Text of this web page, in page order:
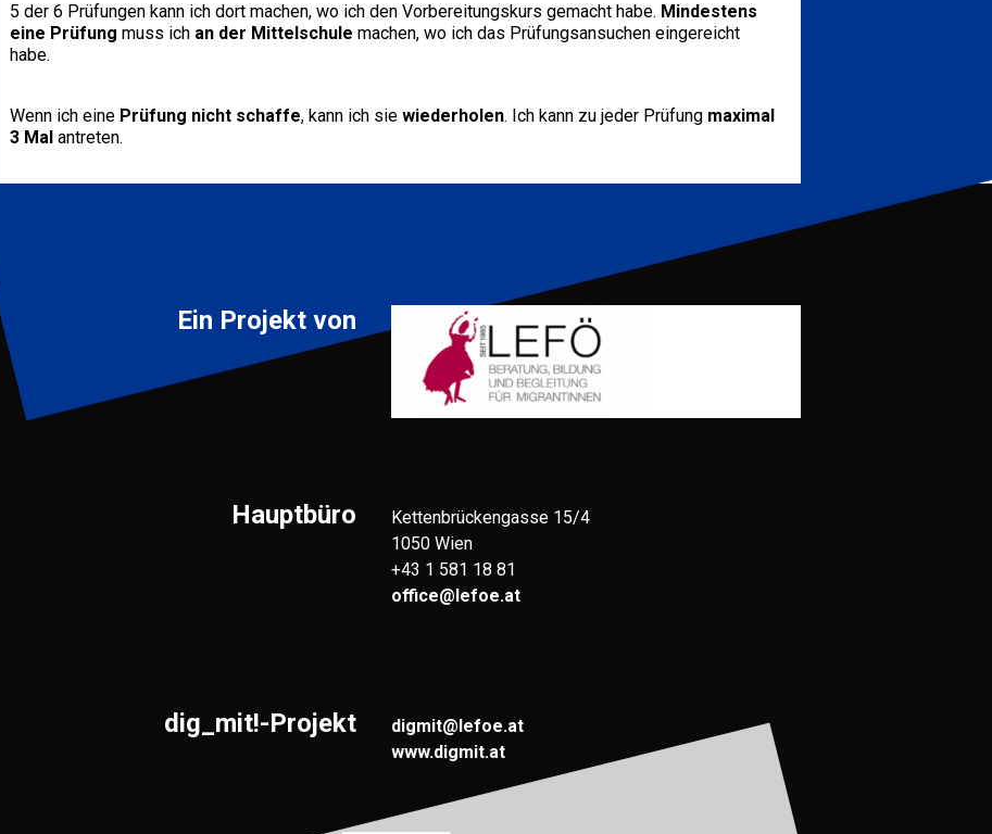
5 der 6 Prüfungen kann ich dort machen, wo ich den Vorbereitungskurs gemacht habe. Mindestens
eine Prüfung muss ich an der Mittelschule machen, wo ich das Prüfungsansuchen eingereicht
habe.
Wenn ich eine Prüfung nicht schaffe, kann ich sie wiederholen. Ich kann zu jeder Prüfung maximal
3 Mal antreten.
Ein Projekt von
Hauptbüro
Kettenbrückengasse 15/4
1050 Wien
+43 1 581 18 81
office@lefoe.at
dig_mit!-Projekt
digmit@lefoe.at
www.digmit.at